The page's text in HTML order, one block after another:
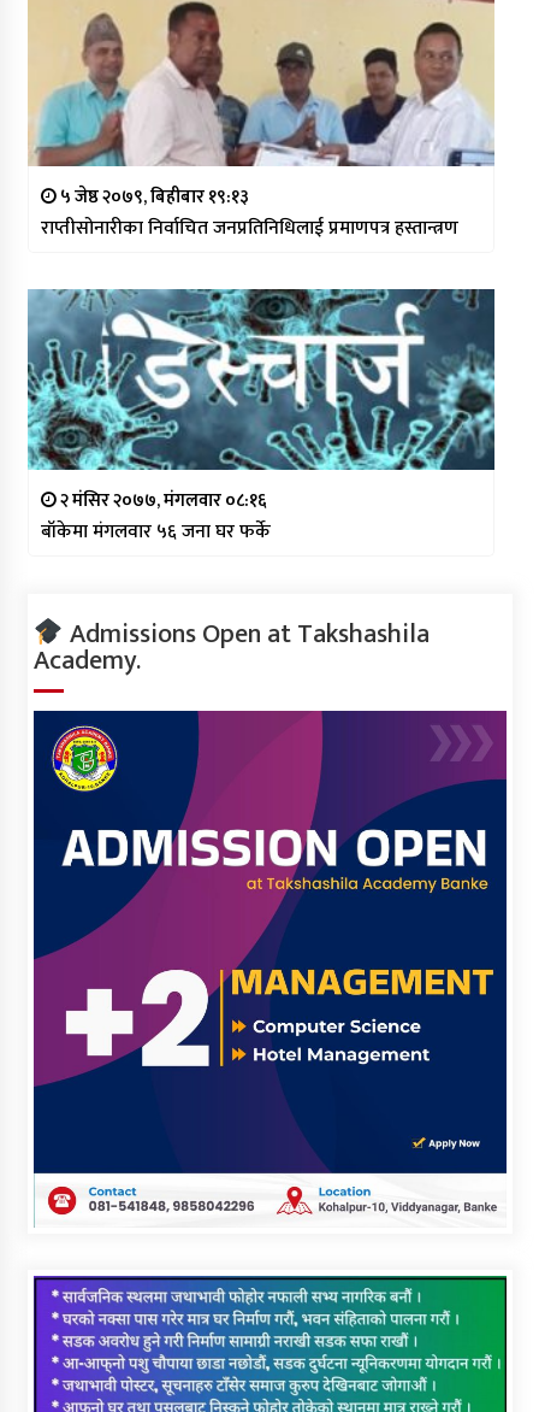
५ जेष्ठ २०७९, बिहीबार १९:१३
राप्तीसोनारीका निर्वाचित जनप्रतिनिधिलाई प्रमाणपत्र हस्तान्त्रण
२ मंसिर २०७७, मंगलवार ०८:१६
बाँकेमा मंगलवार ५६ जना घर फर्के
Admissions Open at Takshashila
Academy.